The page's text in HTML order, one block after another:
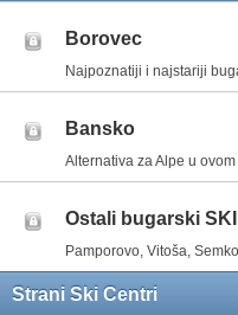
Borovec
Najpoznatiji i najstariji
Bansko
Alternativa za Alpe u
Ostali bugarski
Pamporovo, Vitoša,
Strani Ski Centri